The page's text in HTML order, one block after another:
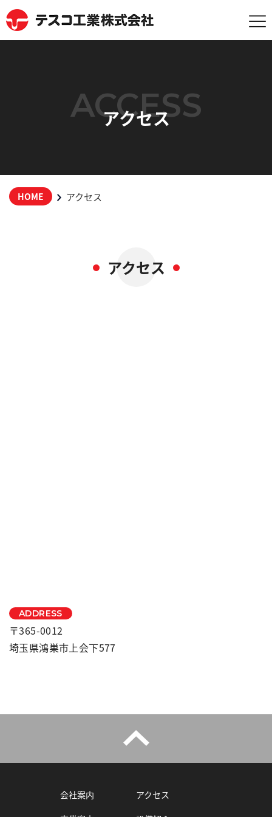
ACCESS
アクセス
HOME アクセス
アクセス
ADDRESS
〒365-0012
埼玉県鴻巣市上会下577
会社案内
アクセス